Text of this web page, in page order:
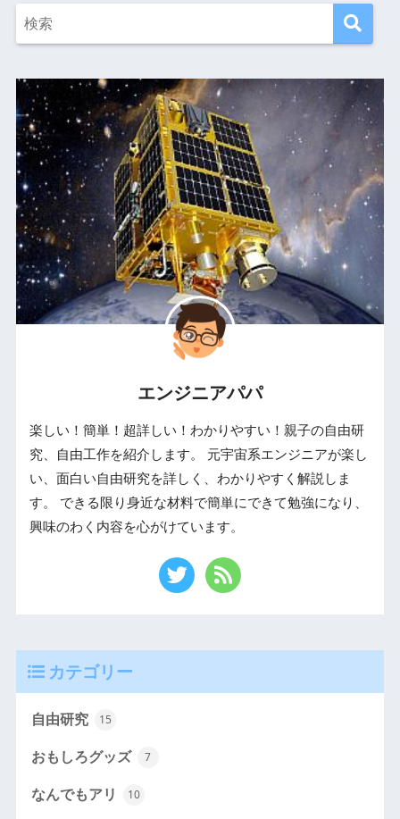
エンジニアパパ
楽しい！簡単！超詳しい！わかりやすい！親子の自由研
究、自由工作を紹介します。 元宇宙系エンジニアが楽し
い、面白い自由研究を詳しく、わかりやすく解説しま
す。 できる限り身近な材料で簡単にできて勉強になり、
興味のわく内容を心がけています。
カテゴリー
自由研究 15
おもしろグッズ 7
なんでもアリ 10